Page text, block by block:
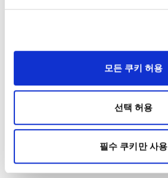
모든 쿠키 허용
선택 허용
필수 쿠키만 사용